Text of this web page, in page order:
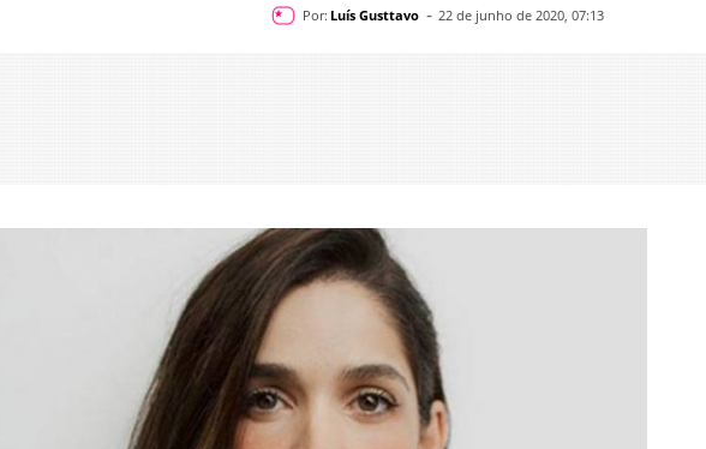
Por: Luís Gusttavo - 22 de junho de 2020, 07:13